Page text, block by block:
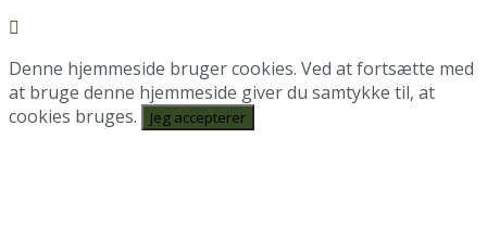
Denne hjemmeside bruger cookies. Ved at fortsætte med
at bruge denne hjemmeside giver du samtykke til, at
cookies bruges.
Jeg accepterer